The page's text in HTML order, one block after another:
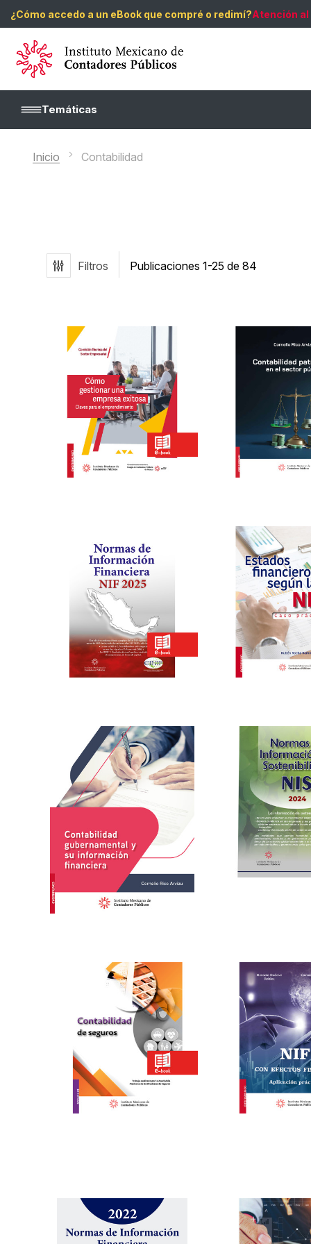
¿Cómo accedo a un eBook que compré o redimí?Atención al
Temáticas
Inicio Contabilidad
Filtros Publicaciones 1-25 de 84